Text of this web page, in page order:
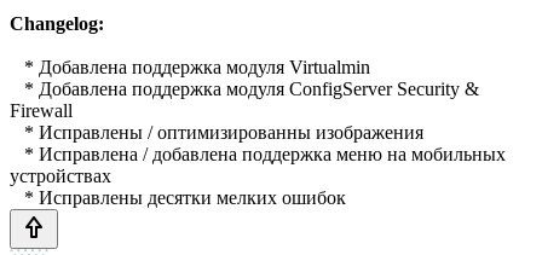
Changelog:
* Добавлена ​​поддержка модуля Virtualmin
* Добавлена ​​поддержка модуля ConfigServer Security &
Firewall
* Исправлены / оптимизированны изображения
* Исправлена ​​/ добавлена ​​поддержка меню на мобильных
устройствах
* Исправлены десятки мелких ошибок